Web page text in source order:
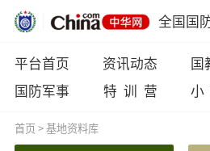
全国国
平台首页 资讯动态 国
国防军事
特 训 营 小
首页>基地资料库